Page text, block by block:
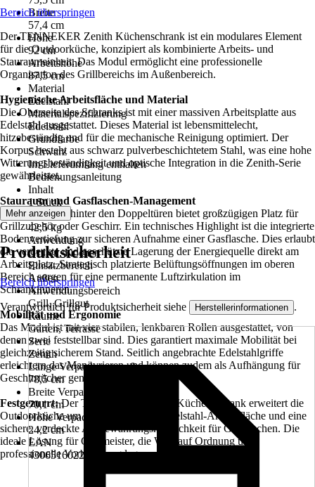
Breite
57,4 cm
Höhe
92 cm
Arbeitshöhe
87,5 cm
Material
Edelstahl
Materialspezifizierung
Edelstahl
Grundfarbe
Schwarz
Im Lieferumfang enthalten
Bedienungsanleitung
Inhalt
1 Stück
Gewicht
42,5 kg
Anwendung
Grillen, Kochen
Einsatzbereich
Außen
Anwendungsbereich
Grill, Grillgut
Räume
Garten, Terrasse
Serie
Zenith
Länge Verpackungsmaß
78,5 cm
Breite Verpackungsmaß
70,1 cm
Höhe Verpackungsmaß
24,2 cm
EAN
4306516022779
Bereich überspringen
Der TENNEKER Zenith Küchenschrank ist ein modulares Element
für die Outdoorküche, konzipiert als kombinierte Arbeits- und
Stauraumeinheit. Das Modul ermöglicht eine professionelle
Organisation des Grillbereichs im Außenbereich.
Hygienische Arbeitsfläche und Material
Die Oberseite des Schranks ist mit einer massiven Arbeitsplatte aus
Edelstahl ausgestattet. Dieses Material ist lebensmittelecht,
hitzebeständig und für die mechanische Reinigung optimiert. Der
Korpus besteht aus schwarz pulverbeschichtetem Stahl, was eine hohe
Witterungsbeständigkeit und optische Integration in die Zenith-Serie
gewährleistet.
Stauraum und Gasflaschen-Management
Der Innenraum hinter den Doppeltüren bietet großzügigen Platz für
Grillzubehör oder Geschirr. Ein technisches Highlight ist die integrierte
Bodenvertiefung zur sicheren Aufnahme einer Gasflasche. Dies erlaubt
die verdeckte und geschützte Lagerung der Energiequelle direkt am
Arbeitsplatz. Strategisch platzierte Belüftungsöffnungen im oberen
Bereich sorgen für eine permanente Luftzirkulation im
Schrankinneren.
Mobilität und Ergonomie
Das Modul ist mit vier stabilen, lenkbaren Rollen ausgestattet, von
denen zwei feststellbar sind. Dies garantiert maximale Mobilität bei
gleichzeitig sicherem Stand. Seitlich angebrachte Edelstahlgriffe
erleichtern das Manövrieren und können zudem als Aufhängung für
Geschirrtücher genutzt werden.
Festgezurrt:Der TENNEKER Zenith Küchenschrank erweitert die
Outdoorküche um eine hochwertige Edelstahl-Arbeitsfläche und eine
sichere, verdeckte Aufbewahrungsmöglichkeit für Gasflaschen. Die
ideale Lösung für Grillmeister, die Wert auf Ordnung und
professionelle Vorbereitung legen.
Mehr anzeigen
Produktsicherheit
Bereich überspringen
Verantwortlich für Produktsicherheit siehe Herstellerinformationen .